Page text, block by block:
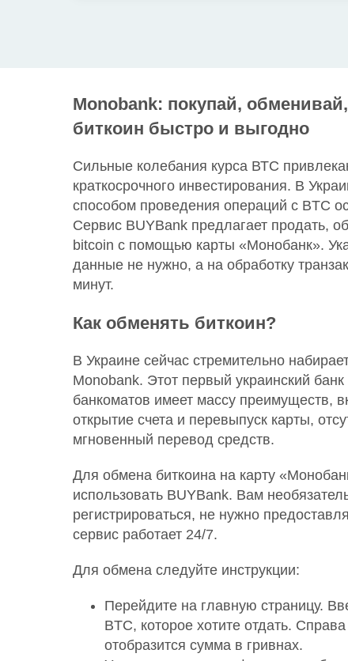
Monobank: покупай,
биткоин быстро и выгодно
Сильные колебания курса ВТС
краткосрочного инвестирования. В
способом проведения операций с BTC
Сервис BUYBank предлагает продать,
bitcoin c помощью карты «Монобанк».
данные не нужно, а на обработку
минут.
Как обменять биткоин?
В Украине сейчас стремительно
Monobank. Этот первый украинский
банкоматов имеет массу преимуществ,
открытие счета и перевыпуск карты,
мгновенный перевод средств.
Для обмена биткоина на карту
использовать BUYBank. Вам
регистрироваться, не нужно
сервис работает 24/7.
Для обмена следуйте инструкции:
Перейдите на главную страницу.
BTC, которое хотите отдать.
отобразится сумма в гривнах.